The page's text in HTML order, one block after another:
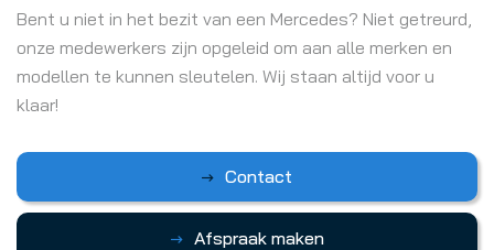
Bent u niet in het bezit van een Mercedes? Niet getreurd,
onze medewerkers zijn opgeleid om aan alle merken en
modellen te kunnen sleutelen. Wij staan altijd voor u
klaar!
Contact
Afspraak maken